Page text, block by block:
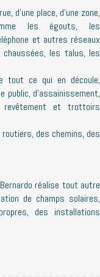
d’une place, d’une zone,
les égouts, les
et autres réseaux
les talus, les
tout ce qui en découle,
public, d’assainissement,
et trottoirs
des chemins, des
réalise tout autre
de champs solaires,
des installations